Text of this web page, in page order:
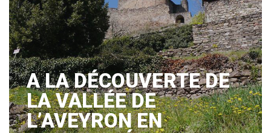
A LA DÉCOUVERTE DE
LA VALLÉE DE
L’AVEYRON EN